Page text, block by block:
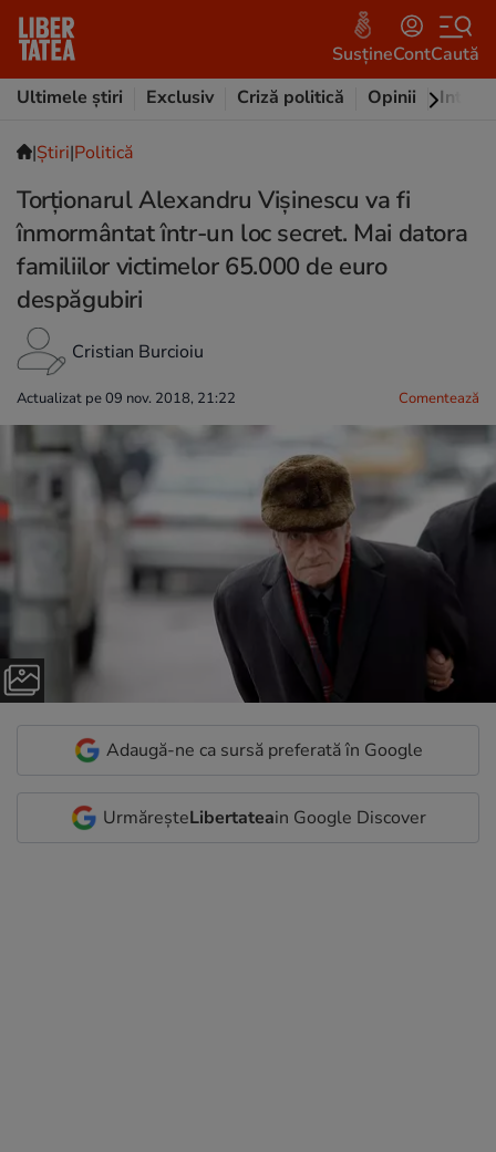
SusțineContCaută
Ultimele știri
Exclusiv Criză politică Opinii
|Ştiri|Politică
Torționarul Alexandru Vișinescu va fi
înmormântat într-un loc secret. Mai datora
familiilor victimelor 65.000 de euro
despăgubiri
Cristian Burcioiu
Actualizat pe 09 nov. 2018, 21:22 Comentează
Adaugă-ne ca sursă preferată în Google
UrmăreșteLibertateain Google Discover